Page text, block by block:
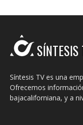
SÍNTESIS
Síntesis TV es una
Ofrecemos
bajacaliforniana, y a